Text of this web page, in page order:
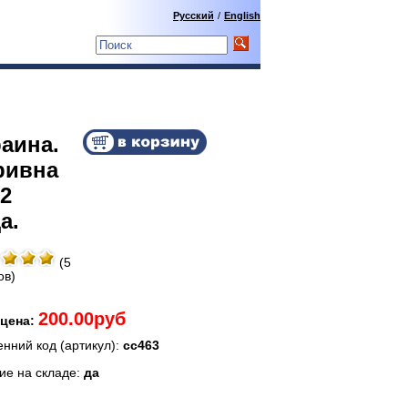
Русский / English
(5
200.00руб
код (артикул): сс463
на складе: да